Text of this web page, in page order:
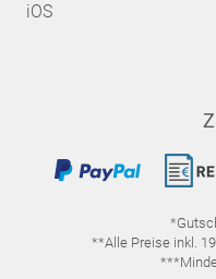
iOS
**Alle Preise inkl.